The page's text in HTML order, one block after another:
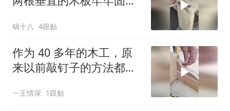
锅十八 4跟贴
作为 40 多年的木工，原
来以前敲钉子的方法都是
一王情深 1跟贴